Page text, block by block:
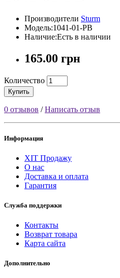
Производители Sturm
Модель:1041-01-PB
Наличие:Есть в наличии
165.00 грн
Количество
Купить
0 отзывов /Написать отзыв
Информация
ХІТ Продажу
О нас
Доставка и оплата
Гарантия
Служба поддержки
Контакты
Возврат товара
Карта сайта
Дополнительно